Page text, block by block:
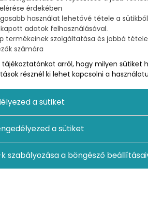
összefoglaltuk a
szóló legfontosabb
A tartalommarketing
online marketing stratégia
a legfontosabb eszköz, amely
marketing eszközt a
éppen ezért, ha van
szakértőre bízni akkor az a
ugyanis számos dologban
Egy jó
szakembernek egyszerre kell
szakembernek és marketing
lennie! Bizonyítja ezt az, hogy a
keretén belül elkészült
érdekében
használat lehetővé tétele a
adatok felhasználásával.
termékeinek szolgáltatása és jobbá
számára
arról, hogy milyen sütiket
résznél ki lehet kapcsolni a
a sütiket
a sütiket
szabályozása a böngésző